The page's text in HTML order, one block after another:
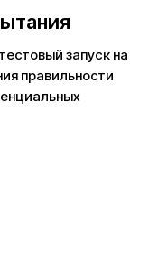
запуск на
правильности